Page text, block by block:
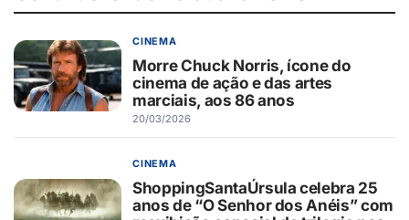
CINEMA
Morre Chuck Norris, ícone do
cinema de ação e das artes
marciais, aos 86 anos
20/03/2026
CINEMA
ShoppingSantaÚrsula celebra 25
anos de “O Senhor dos Anéis” com